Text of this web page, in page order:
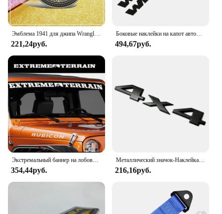
Эмблема 1941 для джипа Wrangler Comp, Grand Cherokee, металлическая, с надписью 75-го юбилея
221,24руб.
Боковые наклейки на капот автомобиля для Jeep Wrangler JK JL TJ, неограниченный мотор, виниловая пленка «сделай сам», Наклейки на капот, аксессуары для тюнинга автомобиля и внешней части
494,67руб.
Экстремальный баннер на лобовое стекло, автомобильная наклейка, наклейка для 4x4 Offroad CJ5 CJ Wrangler YJ TJ JK и JL Truck Pickup, виниловый декор
354,44руб.
Металлический значок-Наклейка 3D для багажника автомобиля Jeep 4X4 с ограниченными буквами и логотипом Grand Cherokee Overland Compass Wrangler, аксессуары
216,16руб.